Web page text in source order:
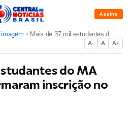
Assine
• Mais de 37 mil estudantes do MA ainda não confirmaram inscri...
A- A A+
do MA
inscrição no